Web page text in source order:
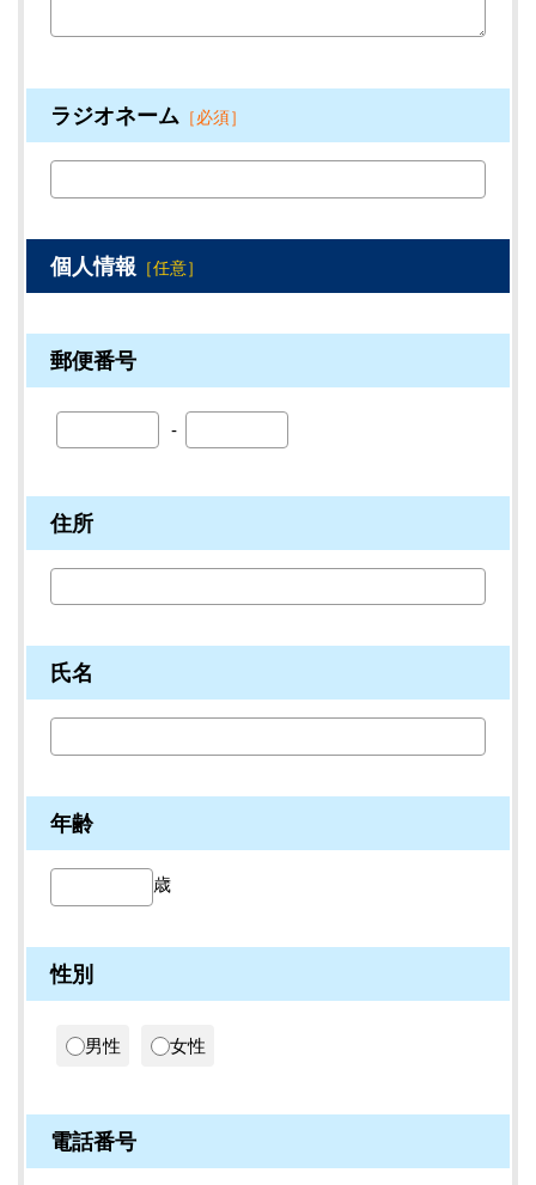
ラジオネーム ［必須］
個人情報 ［任意］
郵便番号
住所
氏名
年齢
歳
性別
男性 女性
電話番号